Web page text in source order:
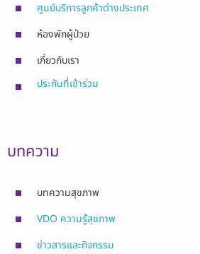
ศูนย์บริการลูกค้าต่างประเทศ
ห้องพักผู้ป่วย
เกี่ยวกับเรา
ประกันที่เข้าร่วม
บทความ
บทความสุขภาพ
VDO ความรู้สุขภาพ
ข่าวสารและกิจกรรม